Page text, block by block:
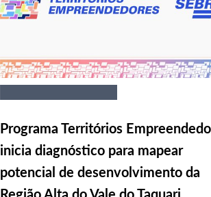
Programa Territórios
inicia diagnóstico para mapear
potencial de desenvolvimento da
Região Alta do Vale do Taquari